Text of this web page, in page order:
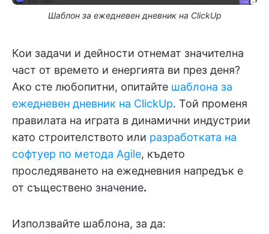
Шаблон за ежедневен дневник на ClickUp
Кои задачи и дейности отнемат значителна
част от времето и енергията ви през деня?
Ако сте любопитни, опитайте шаблона за
ежедневен дневник на ClickUp. Той променя
правилата на играта в динамични индустрии
като строителството или разработката на
софтуер по метода Agile, където
проследяването на ежедневния напредък е
от съществено значение.
Използвайте шаблона, за да: